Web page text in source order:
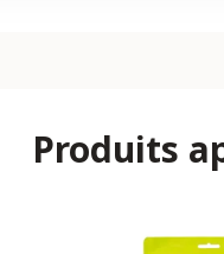
Produits